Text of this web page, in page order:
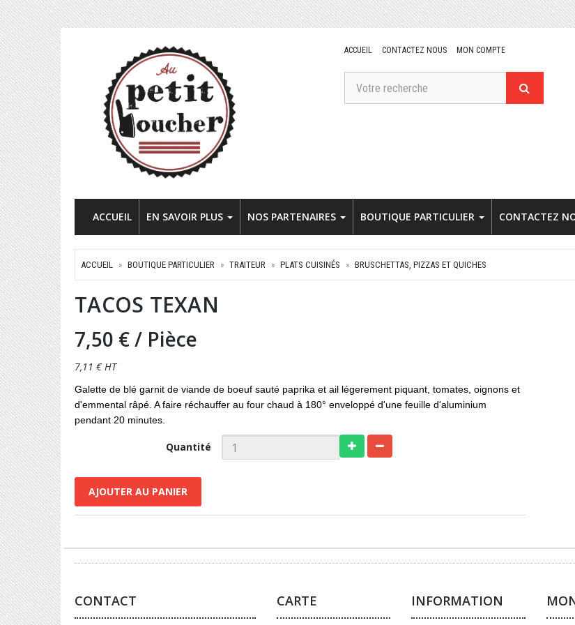
ACCUEIL CONTACTEZ NOUS MON COMPTE
ACCUEIL EN SAVOIR PLUS NOS PARTENAIRES BOUTIQUE PARTICULIER CONTACTEZ
ACCUEIL BOUTIQUE PARTICULIER TRAITEUR PLATS CUISINÉS BRUSCHETTAS, PIZZAS ET QUICHES
TACOS TEXAN
7,50 €/ Pièce
7,11 € HT
Galette de blé garnit de viande de boeuf sauté paprika et ail légerement piquant, tomates, oignons et
d'emmental râpé. A faire réchauffer au four chaud à 180° enveloppé d'une feuille d'aluminium
pendant 20 minutes.
Quantité
AJOUTER AU PANIER
CONTACT CARTE INFORMATION